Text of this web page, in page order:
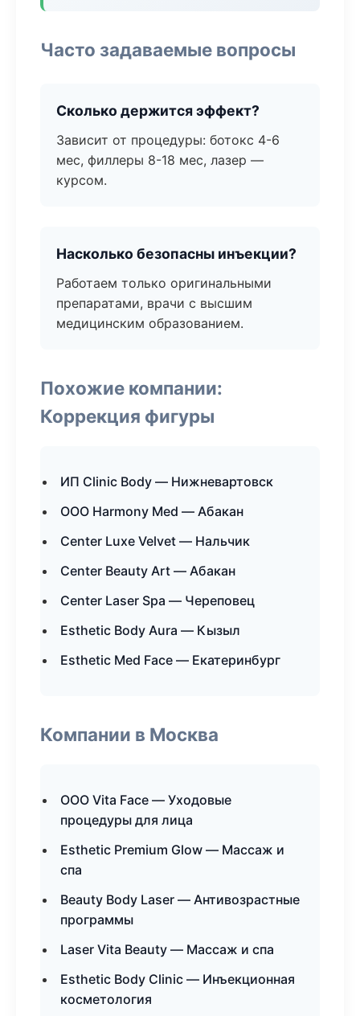
Часто задаваемые вопросы
Сколько держится эффект?
Зависит от процедуры: ботокс 4-6
мес, филлеры 8-18 мес, лазер —
курсом.
Насколько безопасны инъекции?
Работаем только оригинальными
препаратами, врачи с высшим
медицинским образованием.
Похожие компании:
Коррекция фигуры
ИП Clinic Body — Нижневартовск
ООО Harmony Med — Абакан
Center Luxe Velvet — Нальчик
Center Beauty Art — Абакан
Center Laser Spa — Череповец
Esthetic Body Aura — Кызыл
Esthetic Med Face — Екатеринбург
Компании в Москва
ООО Vita Face — Уходовые
процедуры для лица
Esthetic Premium Glow — Массаж и
спа
Beauty Body Laser — Антивозрастные
программы
Laser Vita Beauty — Массаж и спа
Esthetic Body Clinic — Инъекционная
косметология